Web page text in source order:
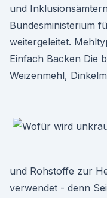
und
Bundesministerium
weitergeleitet.
Einfach Backen Die
Weizenmehl,
und Rohstoffe zur
verwendet - denn